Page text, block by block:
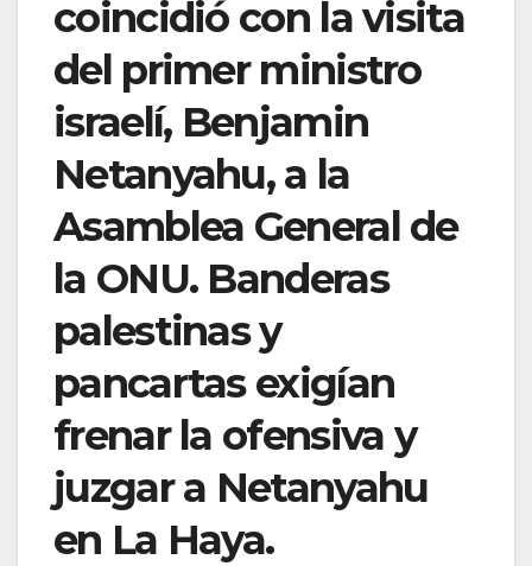
coincidió con la visita
del primer ministro
israelí, Benjamin
Netanyahu, a la
Asamblea General de
la ONU. Banderas
palestinas y
pancartas exigían
frenar la ofensiva y
juzgar a Netanyahu
en La Haya.